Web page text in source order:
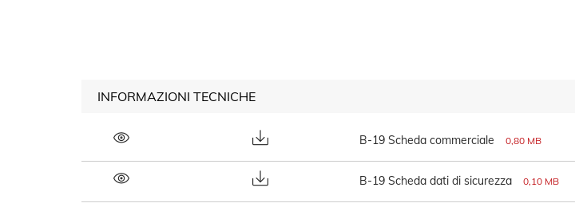
INFORMAZIONI TECNICHE
B-19 Scheda commerciale 0,80 MB
B-19 Scheda dati di sicurezza 0,10 MB